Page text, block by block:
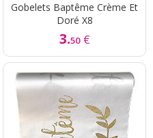
Gobelets Baptême Crème Et
Doré X8
3.50 €